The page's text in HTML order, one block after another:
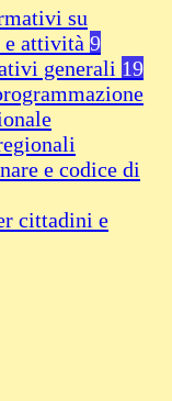
su
e attività 9
generali 19
e codice di
cittadini e